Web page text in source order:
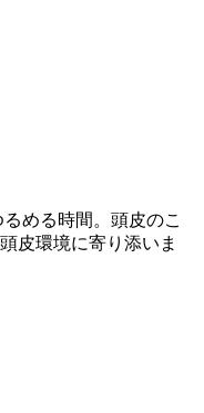
める時間。頭皮のこ
皮環境に寄り添いま